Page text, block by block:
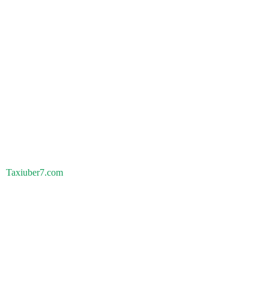
Taxiuber7.com